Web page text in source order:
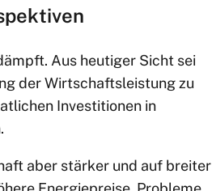
Aus heutiger Sicht sei
der Wirtschaftsleistung zu
Investitionen in
aber stärker und auf breiter